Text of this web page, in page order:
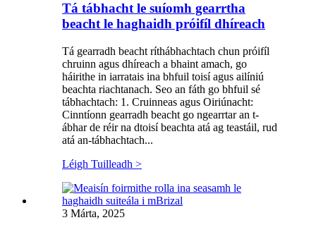
Tá tábhacht le suíomh gearrtha
beacht le haghaidh próifíl dhíreach
Tá gearradh beacht ríthábhachtach chun próifíl
chruinn agus dhíreach a bhaint amach, go
háirithe in iarratais ina bhfuil toisí agus ailíniú
beachta riachtanach. Seo an fáth go bhfuil sé
tábhachtach: 1. Cruinneas agus Oiriúnacht:
Cinntíonn gearradh beacht go ngearrtar an t-
ábhar de réir na dtoisí beachta atá ag teastáil, rud
atá an-tábhachtach...
Léigh Tuilleadh >
3 Márta, 2025